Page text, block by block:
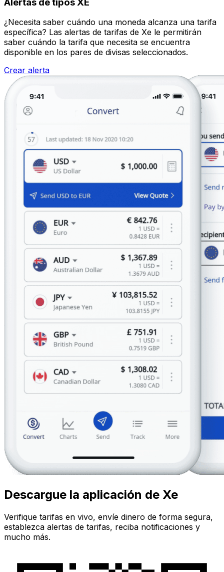
¿Necesita saber cuándo una moneda alcanza una tarifa
específica? Las alertas de tarifas de Xe le permitirán
saber cuándo la tarifa que necesita se encuentra
disponible en los pares de divisas seleccionados.
Crear alerta
Descargue la aplicación de Xe
Verifique tarifas en vivo, envíe dinero de forma segura,
establezca alertas de tarifas, reciba notificaciones y
mucho más.